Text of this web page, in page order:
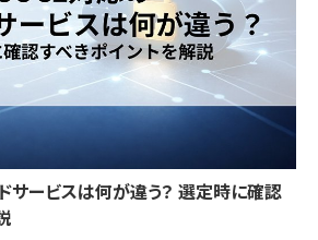
サービスは何が違う？ 選定時に確認